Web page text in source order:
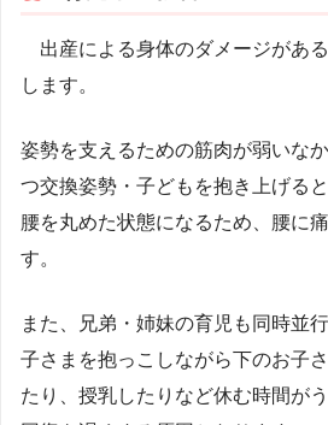
出産による身体のダメージがあ
します。
姿勢を支えるための筋肉が弱いな
つ交換姿勢・子どもを抱き上げる
腰を丸めた状態になるため、腰に
す。
また、兄弟・姉妹の育児も同時並
子さまを抱っこしながら下のお子
たり、授乳したりなど休む時間が